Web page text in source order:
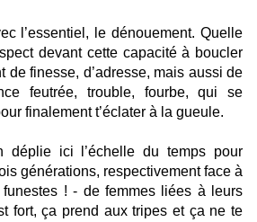
l’essentiel, le dénouement. Quelle
devant cette capacité à boucler
de finesse, d’adresse, mais aussi de
feutrée, trouble, fourbe, qui se
finalement t’éclater à la gueule.
déplie ici l’échelle du temps pour
générations, respectivement face à
! - de femmes liées à leurs
fort, ça prend aux tripes et ça ne te